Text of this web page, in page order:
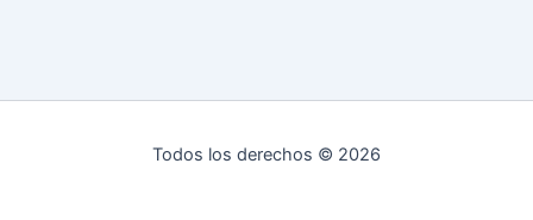
Todos los derechos © 2026